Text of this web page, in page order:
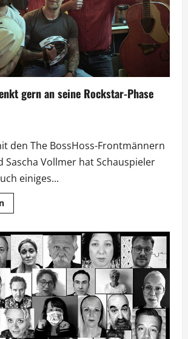
gern an seine Rockstar-Phase
den The BossHoss-Frontmännern
Sascha Vollmer hat Schauspieler
einiges...
Mehr
Informationen
Vogel
denkt
gern
an
seine
Rockstar-
Phase
zurück